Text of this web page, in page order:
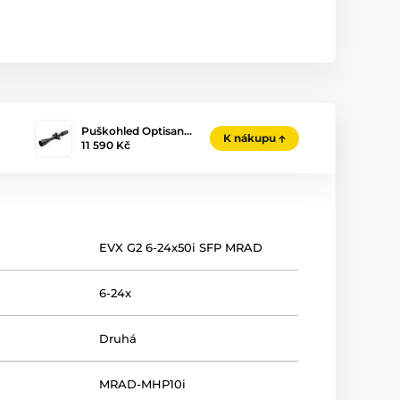
Puškohled Optisan…
11 590 Kč
K nákupu
EVX G2 6-24x50i SFP MRAD
6-24x
Druhá
MRAD-MHP10i